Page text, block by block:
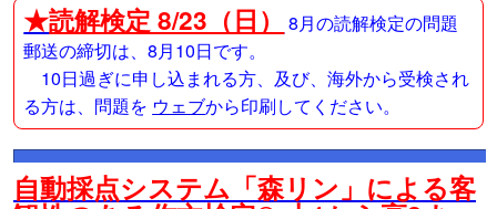
★読解検定 8/23（日）
8月の読解検定の問題
郵送の締切は、8月10日です。
10日過ぎに申し込まれる方、及び、海外から受検され
る方は、問題を ウェブから印刷してください。
自動採点システム「森リン」による客